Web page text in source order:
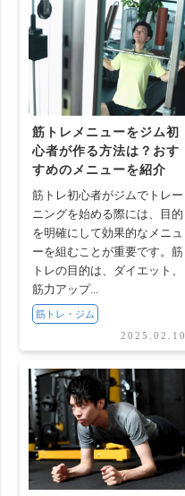
筋トレメニューをジム初
心者が作る方法は？おす
すめのメニューを紹介
筋トレ初心者がジムでトレー
ニングを始める際には、目的
を明確にして効果的なメニュ
ーを組むことが重要です。筋
トレの目的は、ダイエット、
筋力アップ...
筋トレ・ジム
2025.02.10